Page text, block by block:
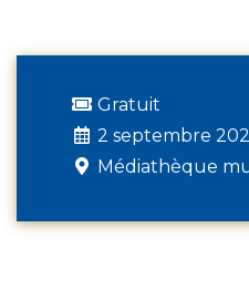
Gratuit
2 septembre
Médiathèque